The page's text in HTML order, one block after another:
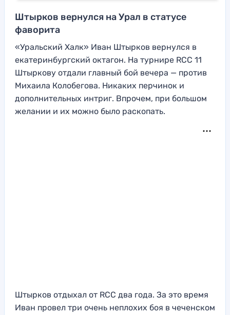
Штырков вернулся на Урал в статусе
фаворита
«Уральский Халк» Иван Штырков вернулся в
екатеринбургский октагон. На турнире RCC 11
Штыркову отдали главный бой вечера — против
Михаила Колобегова. Никаких перчинок и
дополнительных интриг. Впрочем, при большом
желании и их можно было раскопать.
Штырков отдыхал от RCC два года. За это время
Иван провел три очень неплохих боя в чеченском